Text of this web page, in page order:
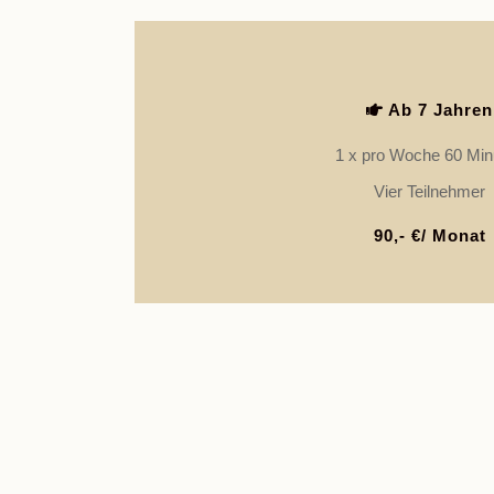
Weitere Details und
bitte der
Ab 7 Jahren
1 x pro Woche 60
Vier Teilnehmer
90,- €/ Monat